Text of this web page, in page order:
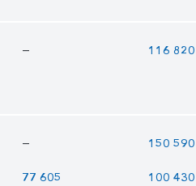
— 116 820
— 150 590
77 605 100 430